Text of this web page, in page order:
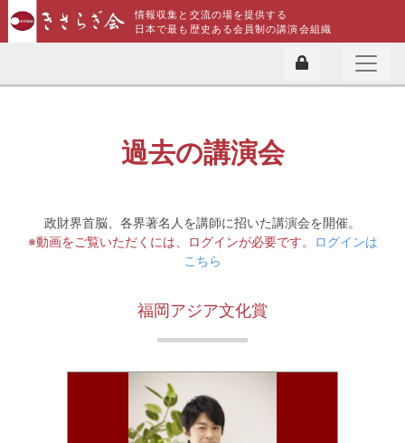
情報収集と交流の場を提供する
日本で最も歴史ある会員制の講演会組織
過去の講演会
政財界首脳、各界著名人を講師に招いた講演会を開催。
※動画をご覧いただくには、ログインが必要です。
ログインは
こちら
福岡アジア文化賞